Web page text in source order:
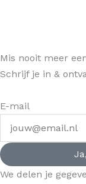
Mis nooit meer
Schrijf je in &
E-mail
We delen je